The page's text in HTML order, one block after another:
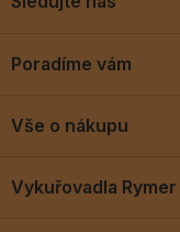
Poradíme vám
Blog
Vše o nákupu
Vykuřovadla Rymer